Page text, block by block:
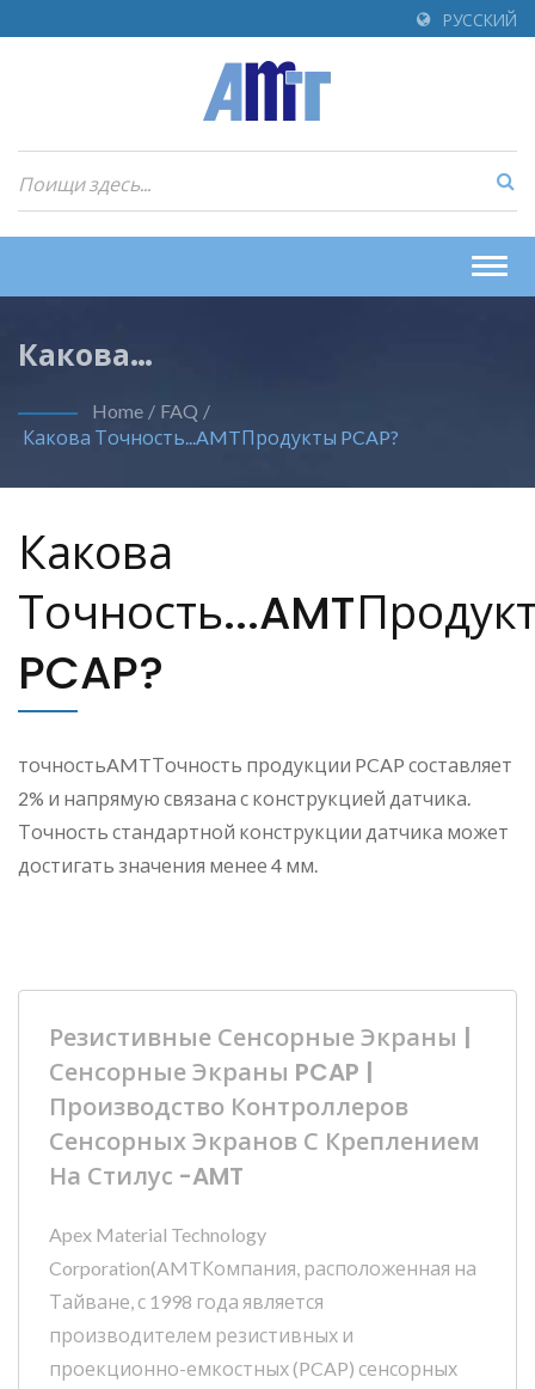
РУССКИЙ
Какова
Точность...AMTПродукты
PCAP?
Home / FAQ /
Какова Точность...AMTПродукты PCAP?
Какова
PCAP?
точностьAMTТочность продукции PCAP составляет
2% и напрямую связана с конструкцией датчика.
Точность стандартной конструкции датчика может
достигать значения менее 4 мм.
Резистивные Сенсорные Экраны |
Сенсорные Экраны PCAP |
Производство Контроллеров
Сенсорных Экранов С Креплением
На Стилус -AMT
Apex Material Technology
Corporation(AMTКомпания, расположенная на
Тайване, с 1998 года является
производителем резистивных и
проекционно-емкостных (PCAP) сенсорных